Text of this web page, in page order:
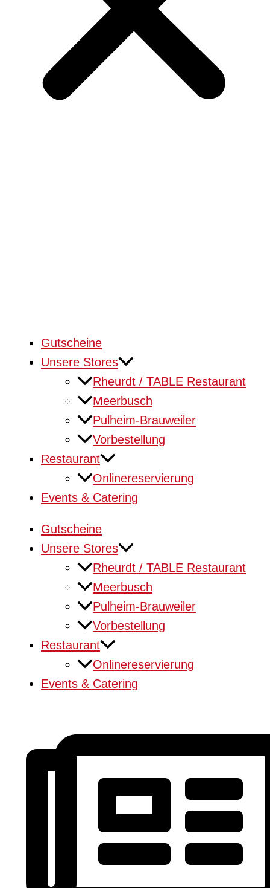
Gutscheine
Unsere Stores
Rheurdt / TABLE Restaurant
Meerbusch
Pulheim-Brauweiler
Vorbestellung
Restaurant
Onlinereservierung
Events & Catering
Gutscheine
Unsere Stores
Rheurdt / TABLE Restaurant
Meerbusch
Pulheim-Brauweiler
Vorbestellung
Restaurant
Onlinereservierung
Events & Catering